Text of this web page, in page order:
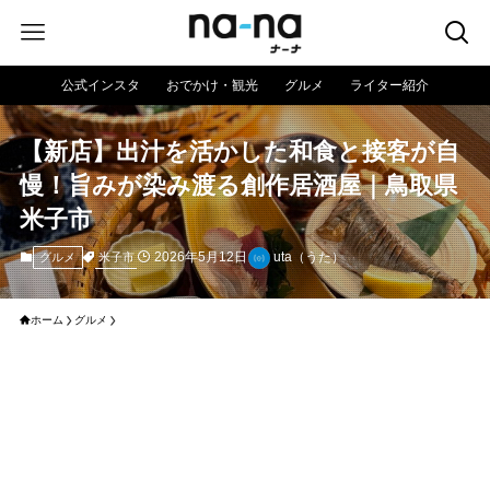
公式インスタ おでかけ・観光 グルメ ライター紹介
【新店】出汁を活かした和食と接客が自
慢！旨みが染み渡る創作居酒屋｜鳥取県
米子市
グルメ 米子市 2026年5月12日 uta（うた）
ホーム グルメ